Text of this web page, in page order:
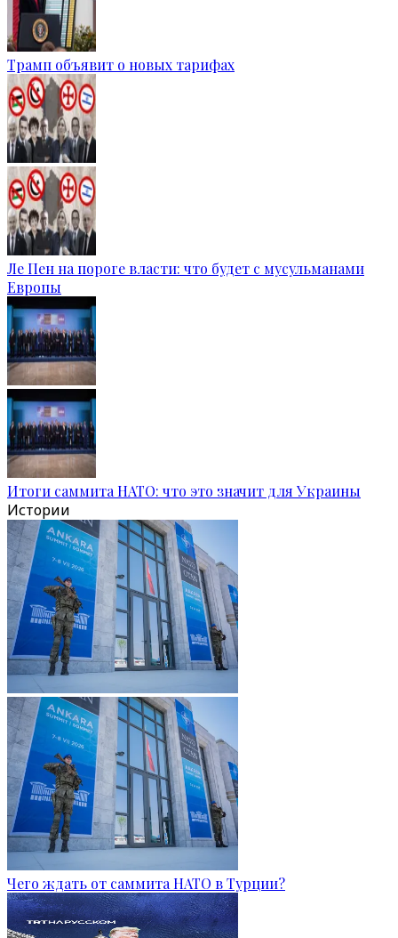
Трамп объявит о новых тарифах
Ле Пен на пороге власти: что будет с мусульманами
Европы
Итоги саммита НАТО: что это значит для Украины
Истории
Чего ждать от саммита НАТО в Турции?